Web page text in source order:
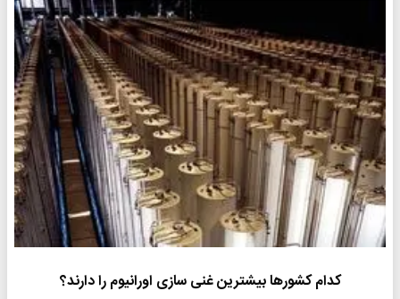
کدام کشورها بیشترین غنی سازی اورانیوم را دارند؟